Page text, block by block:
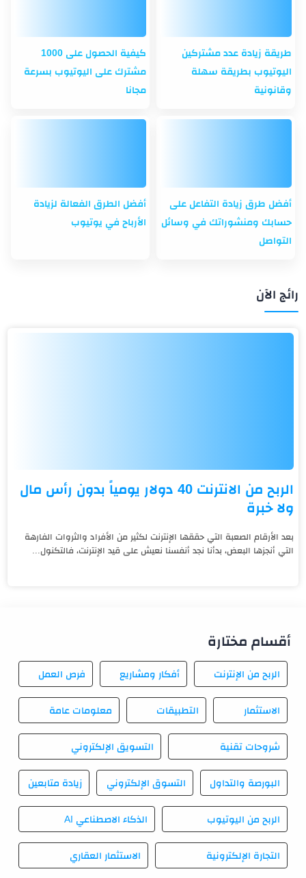
طريقة زيادة عدد مشتركين
اليوتيوب بطريقة سهلة
وقانونية
كيفية الحصول على 1000
مشترك على اليوتيوب بسرعة
مجانا
أفضل طرق زيادة التفاعل على
حسابك ومنشوراتك في وسائل
التواصل
أفضل الطرق الفعالة لزيادة
الأرباح في يوتيوب
رائج الآن
الربح من الانترنت 40 دولار يومياً بدون رأس مال
ولا خبرة
بعد الأرقام الصعبة التي حققها الإنترنت لكثير من الأفراد والثروات الفارهة
التي أنجزها البعض، بدأنا نجد أنفسنا نعيش على قيد الإنترنت، فالتكنول...
أقسام مختارة
الربح من الإنترنت أفكار ومشاريع فرص العمل
الاستثمار التطبيقات معلومات عامة
شروحات تقنية التسويق الإلكتروني
البورصة والتداول التسوق الإلكتروني زيادة متابعين
الربح من اليوتيوب الذكاء الاصطناعي AI
التجارة الإلكترونية الاستثمار العقاري